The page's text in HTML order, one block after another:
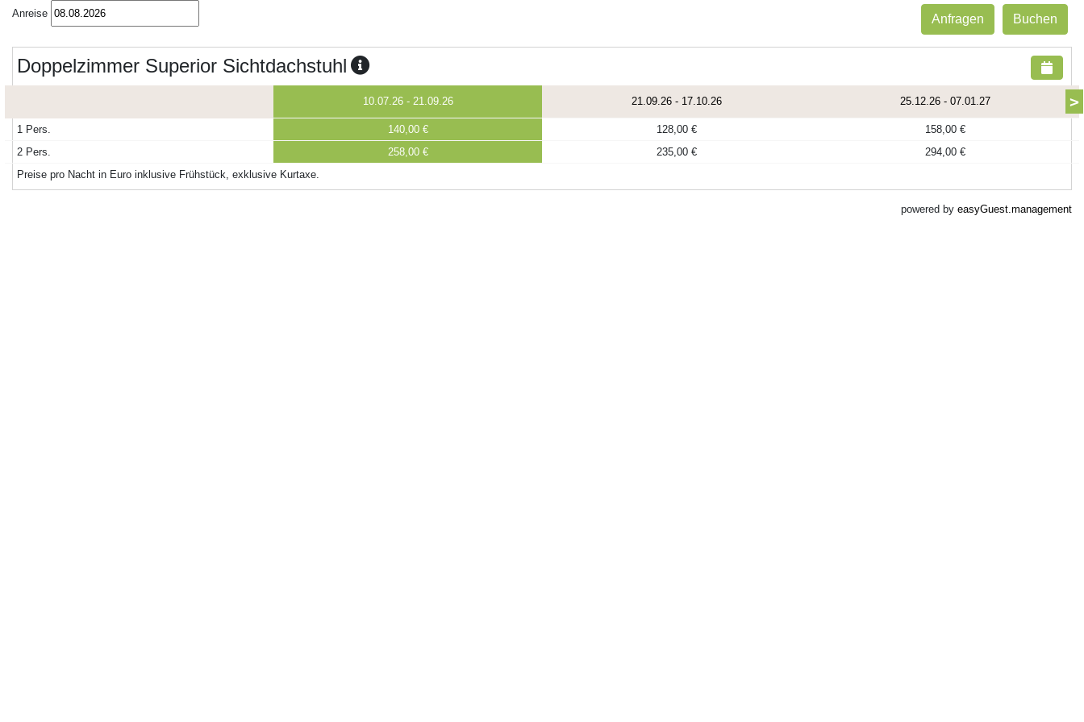
Anreise Buchen
Anfragen
Doppelzimmer Superior Sichtdachstuhl
>
10.07.26-21.09.26 21.09.26-17.10.26 25.12.26-07.01.27
1 Pers. 140,00 € 128,00 €
158,00 €
2 Pers.
258,00 € 235,00 €
294,00 €
Preise pro Nacht in Euro inklusive Frühstück, exklusive Kurtaxe.
powered by easyGuest.management